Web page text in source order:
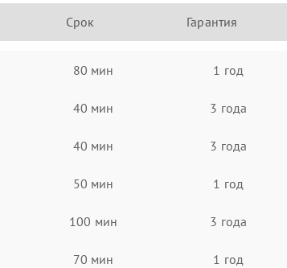
Срок Гарантия
80 мин 1 год
40 мин 3 года
40 мин 3 года
50 мин 1 год
100 мин 3 года
70 мин 1 год